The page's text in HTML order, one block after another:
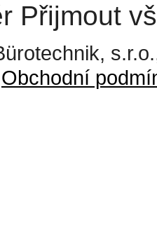
Přijmout
Obchodní